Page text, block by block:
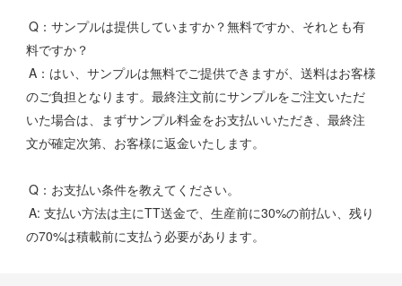
Q：サンプルは提供していますか？無料ですか、それとも有
料ですか？
A：はい、サンプルは無料でご提供できますが、送料はお客様
のご負担となります。最終注文前にサンプルをご注文いただ
いた場合は、まずサンプル料金をお支払いいただき、最終注
文が確定次第、お客様に返金いたします。
Q：お支払い条件を教えてください。
A: 支払い方法は主にTT送金で、生産前に30%の前払い、残り
の70%は積載前に支払う必要があります。